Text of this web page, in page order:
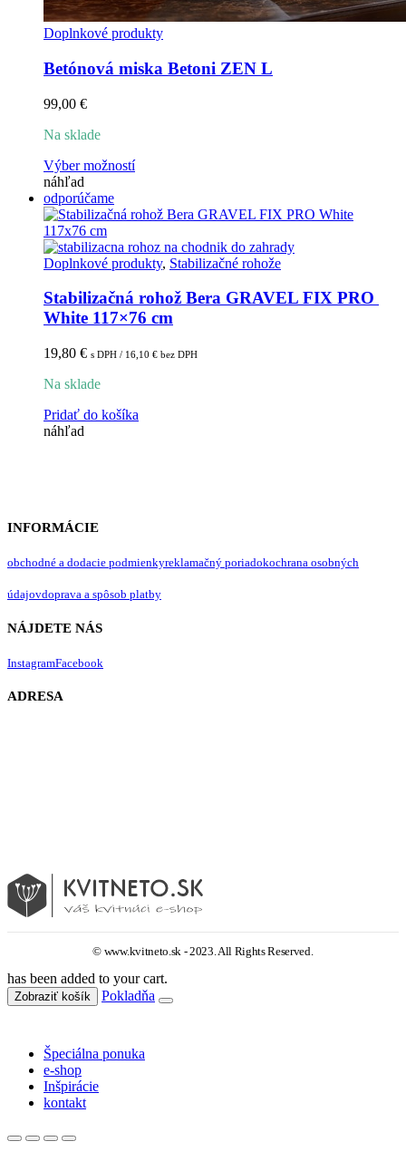
Doplnkové produkty
Betónová miska Betoni ZEN L
99,00 €
Na sklade
Výber možnostíTento
viacero
Možnosti
si
vybrať
na
stránke
náhľad
odporúčame
Doplnkové produkty, Stabilizačné rohože
Stabilizačná rohož Bera GRAVEL FIX PRO
White 117×76 cm
19,80 € s DPH / 16,10 € bez DPH
Na sklade
Pridať do košíka
náhľad
INFORMÁCIE
obchodné a dodacie podmienkyreklamačný poriadokochrana osobných
údajovdoprava a spôsob platby
NÁJDETE NÁS
InstagramFacebook
ADRESA
© www.kvitneto.sk - 2023. All Rights Reserved.
has been added to your cart.
Zobraziť košík Pokladňa
Špeciálna ponuka
e-shop
Inšpirácie
kontakt